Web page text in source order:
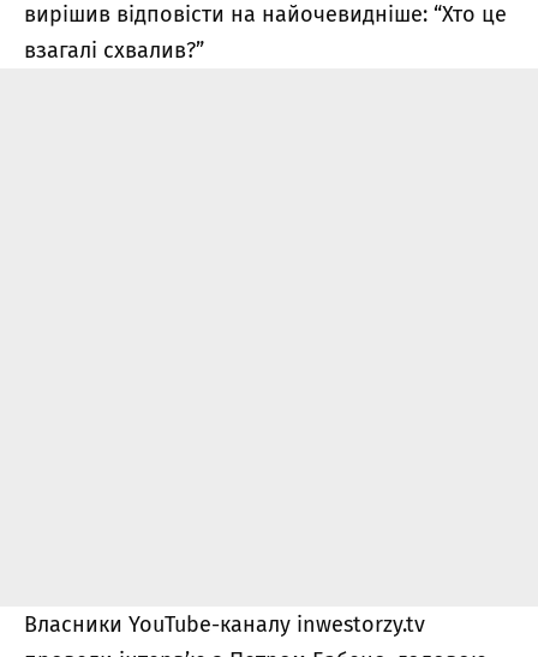
вирішив відповісти на найочевидніше: “Хто це
взагалі схвалив?”
Власники YouTube-каналу inwestorzy.tv